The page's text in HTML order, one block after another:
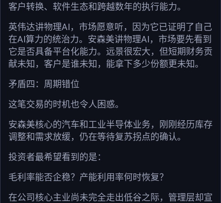
客户转换、软件生态和跨越数年的执行能力。
英伟达讲物理AI，市场愿意听，因为它已证明了自己
在AI算力的统治力。安森美讲物理AI，市场要先看到
它是否具备平台化能力。远景很宏大，但短期财务贡
献未知，客户是谁未知，能拿下多少份额更未知。
矛盾四：周期错位
这笔交易的时机也令人困惑。
安森美核心的汽车和工业半导体业务，刚刚经历库存
调整和需求放缓，仍在等待复苏拐点的确认。
投资者最希望看到的是：
毛利率能否企稳？产能利用率何时恢复？
在公司核心主业尚未完全走出低谷之际，管理层却宣